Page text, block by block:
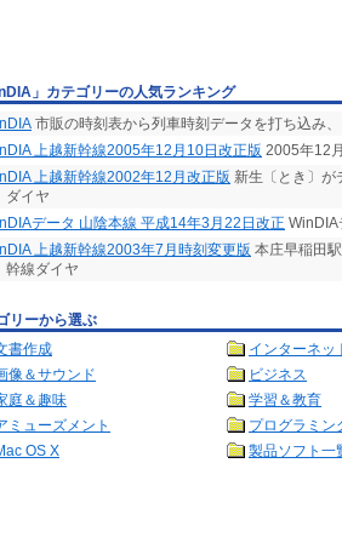
」カテゴリーの人気ランキング
市販の時刻表から列車時刻データを打ち込み
上越新幹線2005年12月10日改正版 2005年12
上越新幹線2002年12月改正版 新生〔とき〕が
ダイヤ
データ 山陰本線 平成14年3月22日改正 WinDIA
上越新幹線2003年7月時刻変更版 本庄早稲田
幹線ダイヤ
リーから選ぶ
書作成
インターネッ
像＆サウンド
ビジネス
庭＆趣味
学習＆教育
ミューズメント
プログラミン
OS X
製品ソフト一